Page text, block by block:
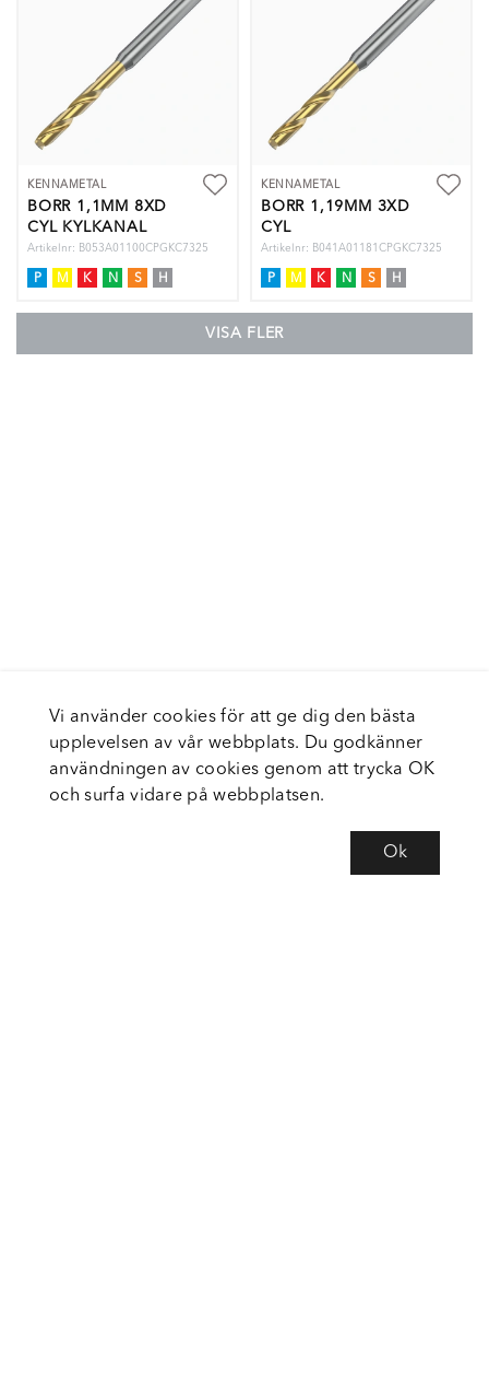
KENNAMETAL
BORR 1,1MM 8XD
CYL KYLKANAL
Artikelnr: B053A01100CPGKC7325
P M K N S H
KENNAMETAL
BORR 1,19MM 3XD
CYL
Artikelnr: B041A01181CPGKC7325
P M K N S H
VISA FLER
Vi använder cookies för att ge dig den bästa
upplevelsen av vår webbplats. Du godkänner
användningen av cookies genom att trycka OK
och surfa vidare på webbplatsen.
Ok